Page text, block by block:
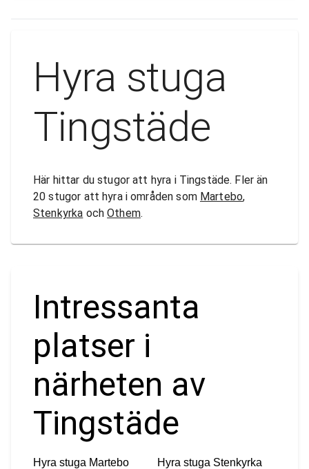
Hyra stuga
Tingstäde
Här hittar du stugor att hyra i Tingstäde. Fler än
20 stugor att hyra i områden som Martebo,
Stenkyrka ochOthem.
Intressanta
platser i
närheten av
Tingstäde
Hyra stuga Martebo Hyra stuga Stenkyrka